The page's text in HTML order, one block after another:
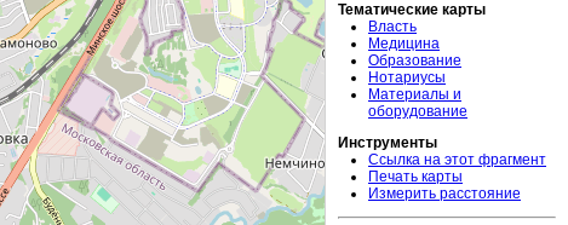
Тематические карты
Власть
Медицина
Образование
Нотариусы
Материалы и
оборудование
Инструменты
Ссылка на этот фрагмент
Печать карты
Измерить расстояние